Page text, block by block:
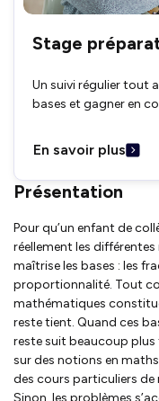
Stage
Un suivi régulier tout
bases et gagner en
En savoir plus
Présentation
Pour qu’un enfant de
réellement les
maîtrise les bases : les
proportionnalité. Tout
mathématiques
reste tient. Quand ces
reste suit beaucoup plus
sur des notions en
des cours particuliers
Sinon, les problèmes